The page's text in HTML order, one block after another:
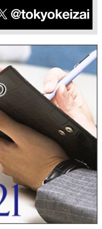
人情報をご提供いた
できない場合があり
通知・開示・訂正・
ございましたら、本
の通知・開示・訂
請求に応じます。
パスポート何れかの
状」（代理人による
にお送り下さい。
談窓口＞
目5-11（第一東経ビ